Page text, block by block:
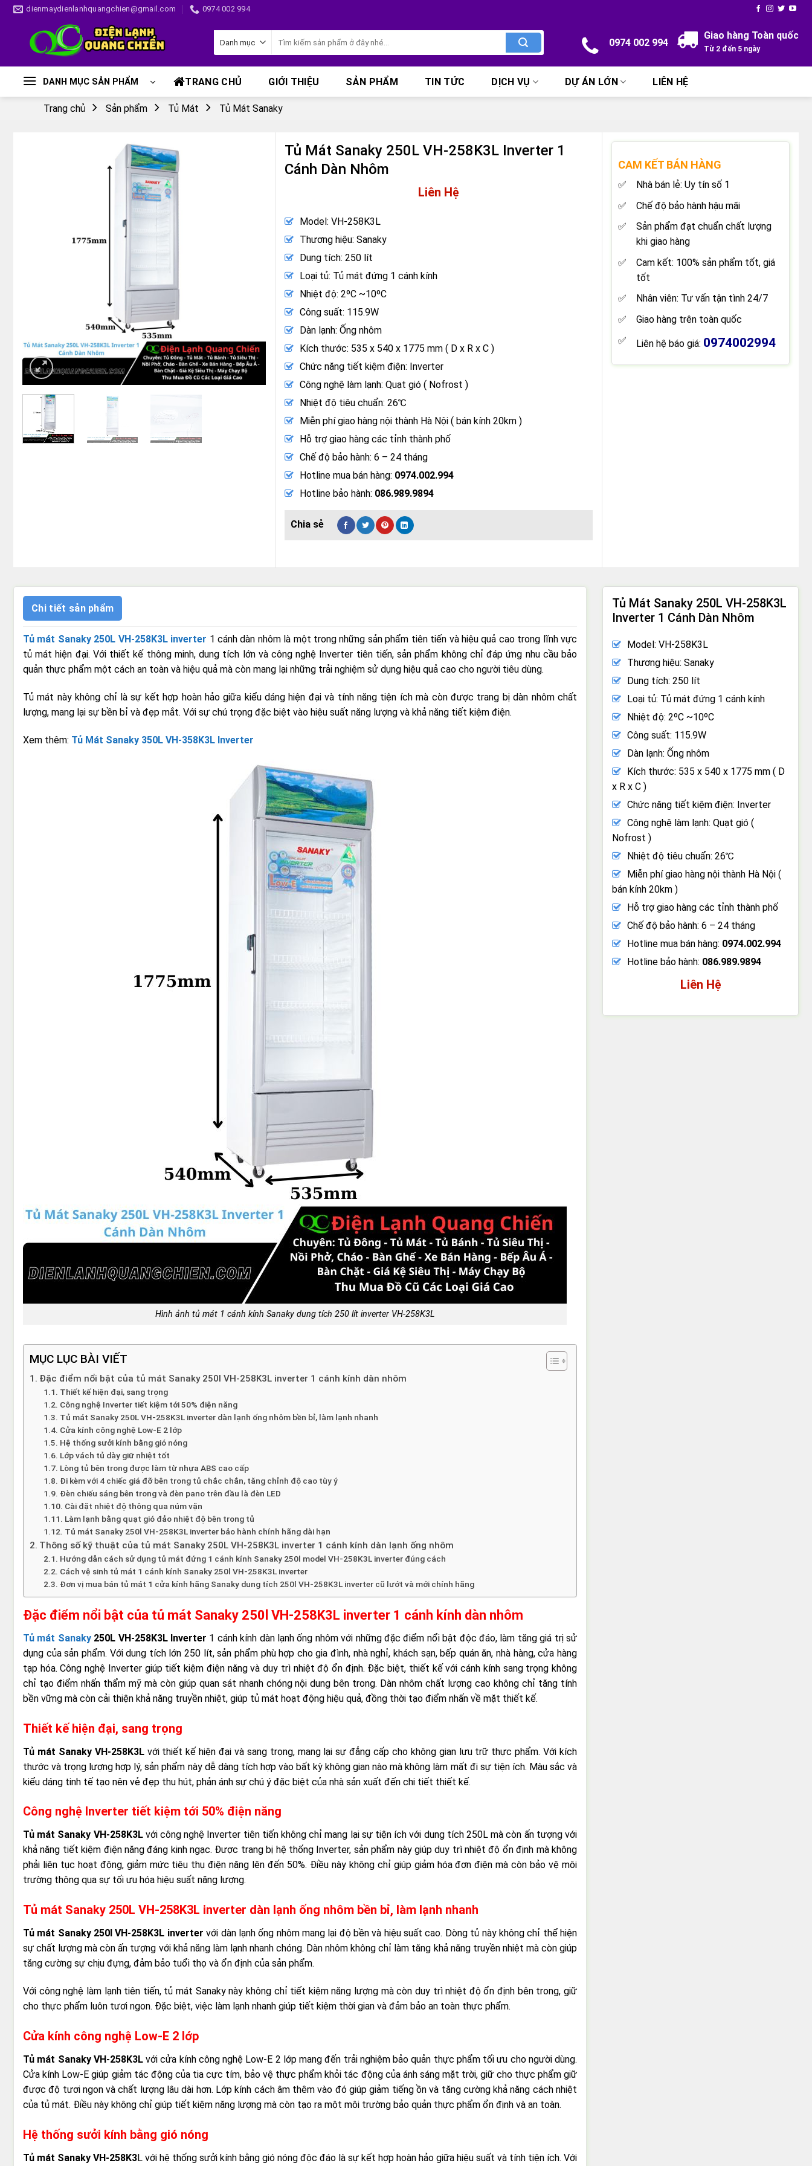
Skip
content
dienmaydienlanhquangchien@gmail.com 0974 002 994
kiếm:
0974 002 994
Giao hàng Toàn quốc
Từ 2 đến 5 ngày
DANH MỤC SẢN PHẨM TRANG CHỦ GIỚI THIỆU SẢN PHẨM TIN TỨC DỊCH VỤ DỰ ÁN LỚN LIÊN HỆ
Trang chủ Sản phẩm Tủ Mát Tủ Mát Sanaky
Tủ Mát Sanaky 250L VH-258K3L Inverter 1
Cánh Dàn Nhôm
Liên Hệ
Model: VH-258K3L
Thương hiệu: Sanaky
Dung tích: 250 lít
Loại tủ: Tủ mát đứng 1 cánh kính
Nhiệt độ: 2ºC ~10ºC
Công suất: 115.9W
Dàn lạnh: Ống nhôm
Kích thước: 535 x 540 x 1775 mm ( D x R x C )
Chức năng tiết kiệm điện: Inverter
Công nghệ làm lạnh: Quạt gió ( Nofrost )
Nhiệt độ tiêu chuẩn: 26℃
Miễn phí giao hàng nội thành Hà Nội ( bán kính 20km )
Hỗ trợ giao hàng các tỉnh thành phố
Chế độ bảo hành: 6 – 24 tháng
Hotline mua bán hàng: 0974.002.994
Hotline bảo hành: 086.989.9894
CAM KẾT BÁN HÀNG
Nhà bán lẻ: Uy tín số 1
Chế độ bảo hành hậu mãi
Sản phẩm đạt chuẩn chất lượng
khi giao hàng
Cam kết: 100% sản phẩm tốt, giá
tốt
Nhân viên: Tư vấn tận tình 24/7
Giao hàng trên toàn quốc
Liên hệ báo giá: 0974002994
Chi tiết sản phẩm
Tủ mát Sanaky 250L VH-258K3L inverter 1 cánh dàn nhôm là một trong những sản phẩm tiên tiến và hiệu quả cao trong lĩnh vực
tủ mát hiện đại. Với thiết kế thông minh, dung tích lớn và công nghệ Inverter tiên tiến, sản phẩm không chỉ đáp ứng nhu cầu bảo
quản thực phẩm một cách an toàn và hiệu quả mà còn mang lại những trải nghiệm sử dụng hiệu quả cao cho người tiêu dùng.
Tủ mát này không chỉ là sự kết hợp hoàn hảo giữa kiểu dáng hiện đại và tính năng tiện ích mà còn được trang bị dàn nhôm chất
lượng, mang lại sự bền bỉ và đẹp mắt. Với sự chú trọng đặc biệt vào hiệu suất năng lượng và khả năng tiết kiệm điện.
Xem thêm: Tủ Mát Sanaky 350L VH-358K3L Inverter
Hình ảnh tủ mát 1 cánh kính Sanaky dung tích 250 lít inverter VH-258K3L
MỤC LỤC BÀI VIẾT
Đặc điểm nổi bật của tủ mát Sanaky 250l VH-258K3L inverter 1 cánh kính dàn nhôm
Thiết kế hiện đại, sang trọng
Công nghệ Inverter tiết kiệm tới 50% điện năng
Tủ mát Sanaky 250L VH-258K3L inverter dàn lạnh ống nhôm bền bỉ, làm lạnh nhanh
Cửa kính công nghệ Low-E 2 lớp
Hệ thống sưởi kính bằng gió nóng
Lớp vách tủ dày giữ nhiệt tốt
Lòng tủ bên trong được làm từ nhựa ABS cao cấp
Đi kèm với 4 chiếc giá đỡ bên trong tủ chắc chắn, tăng chỉnh độ cao tùy ý
Đèn chiếu sáng bên trong và đèn pano trên đầu là đèn LED
Cài đặt nhiệt độ thông qua núm vặn
Làm lạnh bằng quạt gió đảo nhiệt độ bên trong tủ
Tủ mát Sanaky 250l VH-258K3L inverter bảo hành chính hãng dài hạn
Thông số kỹ thuật của tủ mát Sanaky 250L VH-258K3L inverter 1 cánh kính dàn lạnh ống nhôm
Hướng dẫn cách sử dụng tủ mát đứng 1 cánh kính Sanaky 250l model VH-258K3L inverter đúng cách
Cách vệ sinh tủ mát 1 cánh kính Sanaky 250l VH-258K3L inverter
Đơn vị mua bán tủ mát 1 cửa kính hãng Sanaky dung tích 250l VH-258K3L inverter cũ lướt và mới chính hãng
Đặc điểm nổi bật của tủ mát Sanaky 250l VH-258K3L inverter 1 cánh kính dàn nhôm
Tủ mát Sanaky250L VH-258K3L Inverter 1 cánh kính dàn lạnh ống nhôm với những đặc điểm nổi bật độc đáo, làm tăng giá trị sử
dụng của sản phẩm. Với dung tích lớn 250 lít, sản phẩm phù hợp cho gia đình, nhà nghỉ, khách sạn, bếp quán ăn, nhà hàng, cửa hàng
tạp hóa. Công nghệ Inverter giúp tiết kiệm điện năng và duy trì nhiệt độ ổn định. Đặc biệt, thiết kế với cánh kính sang trọng không
chỉ tạo điểm nhấn thẩm mỹ mà còn giúp quan sát nhanh chóng nội dung bên trong. Dàn nhôm chất lượng cao không chỉ tăng tính
bền vững mà còn cải thiện khả năng truyền nhiệt, giúp tủ mát hoạt động hiệu quả, đồng thời tạo điểm nhấn về mặt thiết kế.
Thiết kế hiện đại, sang trọng
Tủ mát Sanaky VH-258K3Lvới thiết kế hiện đại và sang trọng, mang lại sự đẳng cấp cho không gian lưu trữ thực phẩm. Với kích
thước và trọng lượng hợp lý, sản phẩm này dễ dàng tích hợp vào bất kỳ không gian nào mà không làm mất đi sự tiện ích. Màu sắc và
kiểu dáng tinh tế tạo nên vẻ đẹp thu hút, phản ánh sự chú ý đặc biệt của nhà sản xuất đến chi tiết thiết kế.
Công nghệ Inverter tiết kiệm tới 50% điện năng
Tủ mát Sanaky VH-258K3Lvới công nghệ Inverter tiên tiến không chỉ mang lại sự tiện ích với dung tích 250L mà còn ấn tượng với
khả năng tiết kiệm điện năng đáng kinh ngạc. Được trang bị hệ thống Inverter, sản phẩm này giúp duy trì nhiệt độ ổn định mà không
phải liên tục hoạt động, giảm mức tiêu thụ điện năng lên đến 50%. Điều này không chỉ giúp giảm hóa đơn điện mà còn bảo vệ môi
trường thông qua sự tối ưu hóa hiệu suất năng lượng.
Tủ mát Sanaky 250L VH-258K3L inverter dàn lạnh ống nhôm bền bỉ, làm lạnh nhanh
Tủ mát Sanaky 250l VH-258K3L inverter với dàn lạnh ống nhôm mang lại độ bền và hiệu suất cao. Dòng tủ này không chỉ thể hiện
sự chất lượng mà còn ấn tượng với khả năng làm lạnh nhanh chóng. Dàn nhôm không chỉ làm tăng khả năng truyền nhiệt mà còn giúp
tăng cường sự chịu đựng, đảm bảo tuổi thọ và ổn định của sản phẩm.
Với công nghệ làm lạnh tiên tiến, tủ mát Sanaky này không chỉ tiết kiệm năng lượng mà còn duy trì nhiệt độ ổn định bên trong, giữ
cho thực phẩm luôn tươi ngon. Đặc biệt, việc làm lạnh nhanh giúp tiết kiệm thời gian và đảm bảo an toàn thực phẩm.
Cửa kính công nghệ Low-E 2 lớp
Tủ mát Sanaky VH-258K3Lvới cửa kính công nghệ Low-E 2 lớp mang đến trải nghiệm bảo quản thực phẩm tối ưu cho người dùng.
Cửa kính Low-E giúp giảm tác động của tia cực tím, bảo vệ thực phẩm khỏi tác động của ánh sáng mặt trời, giữ cho thực phẩm giữ
được độ tươi ngon và chất lượng lâu dài hơn. Lớp kính cách âm thêm vào đó giúp giảm tiếng ồn và tăng cường khả năng cách nhiệt
của tủ mát. Điều này không chỉ giúp tiết kiệm năng lượng mà còn tạo ra một môi trường bảo quản thực phẩm ổn định và an toàn.
Hệ thống sưởi kính bằng gió nóng
Tủ mát Sanaky VH-258K3L với hệ thống sưởi kính bằng gió nóng độc đáo là sự kết hợp hoàn hảo giữa hiệu suất và tính tiện ích. Với
Tủ Mát Sanaky 250L VH-258K3L
Inverter 1 Cánh Dàn Nhôm
Model: VH-258K3L
Thương hiệu: Sanaky
Dung tích: 250 lít
Loại tủ: Tủ mát đứng 1 cánh kính
Nhiệt độ: 2ºC ~10ºC
Công suất: 115.9W
Dàn lạnh: Ống nhôm
Kích thước: 535 x 540 x 1775 mm ( D
x R x C )
Chức năng tiết kiệm điện: Inverter
Công nghệ làm lạnh: Quạt gió (
Nofrost )
Nhiệt độ tiêu chuẩn: 26℃
Miễn phí giao hàng nội thành Hà Nội (
bán kính 20km )
Hỗ trợ giao hàng các tỉnh thành phố
Chế độ bảo hành: 6 – 24 tháng
Hotline mua bán hàng: 0974.002.994
Hotline bảo hành: 086.989.9894
Liên Hệ